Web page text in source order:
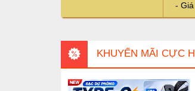
-
 KHUYẾN MÃI CỰC